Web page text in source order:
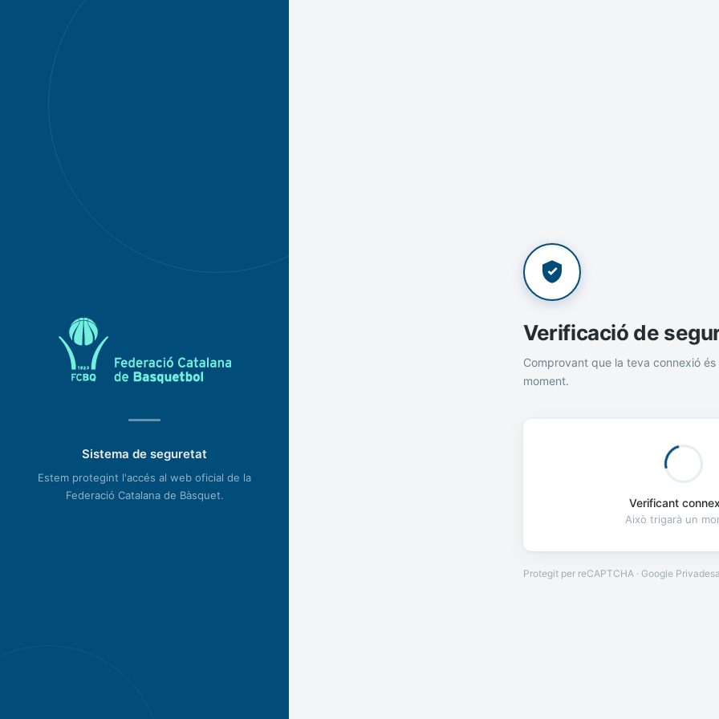
Sistema de seguretat
Estem protegint l'accés al web oficial de la
Federació Catalana de Bàsquet.
Verificació de
Comprovant que la teva connexió és
moment.
Verificant
Això trigarà un
Protegit per reCAPTCHA · Google Privadesa